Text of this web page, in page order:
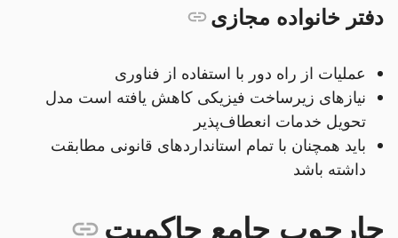
دفتر خانواده مجازی
عملیات از راه دور با استفاده از فناوری
نیازهای زیرساخت فیزیکی کاهش یافته است مدل
تحویل خدمات انعطاف‌پذیر
باید همچنان با تمام استانداردهای قانونی مطابقت
داشته باشد